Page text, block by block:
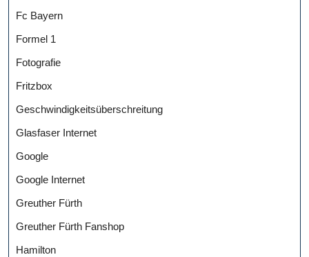
Fc Bayern
Formel 1
Fotografie
Fritzbox
Geschwindigkeitsüberschreitung
Glasfaser Internet
Google
Google Internet
Greuther Fürth
Greuther Fürth Fanshop
Hamilton